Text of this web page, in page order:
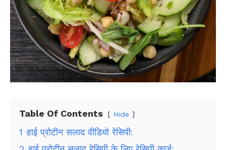
Table Of Contents Hide
1 हाई प्रोटीन सलाद वीडियो रेसिपी: